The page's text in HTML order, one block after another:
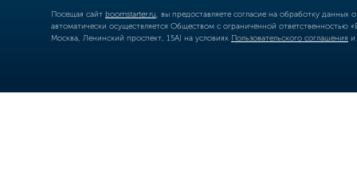
Посещая сайт boomstarter.ru , вы предоставляете согласие на обработку
автоматически осуществляется Обществом с ограниченной
Москва, Ленинский проспект, 15А) на условиях Пользовательского соглашения и